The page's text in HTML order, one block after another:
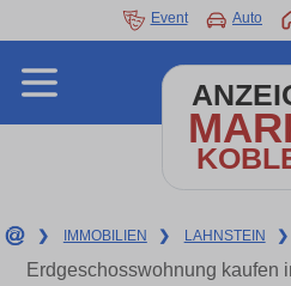
Event Auto
❯ IMMOBILIEN ❯ LAHNSTEIN ❯
Erdgeschosswohnung kaufen